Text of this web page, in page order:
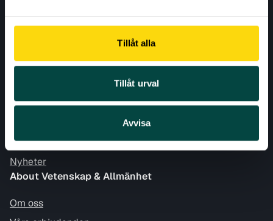
Tillåt alla
Tillåt urval
Avvisa
CONTACT
Nyheter
About Vetenskap & Allmänhet
Om oss